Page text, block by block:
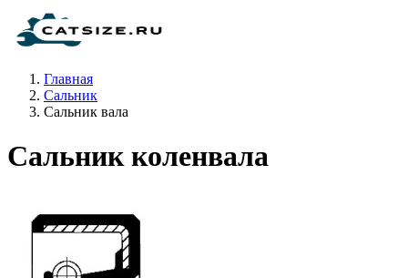
Главная
Сальник
Сальник вала
Сальник коленвала